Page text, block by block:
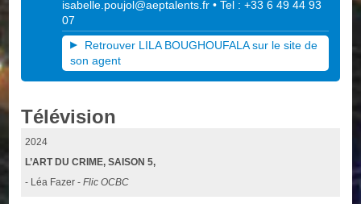
isabelle.poujol@aeptalents.fr • Tel : +33 6 49 44 93
07
Retrouver LILA BOUGHOUFALA sur le site de
son agent
Télévision
2024
L’ART DU CRIME, SAISON 5,
- Léa Fazer -Flic OCBC